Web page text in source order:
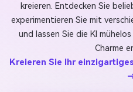
kreieren. Entdecken Sie
experimentieren Sie mit
und lassen Sie die KI
Charme
Kreieren Sie Ihr